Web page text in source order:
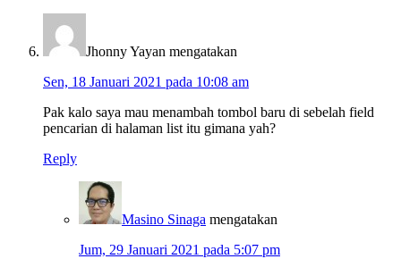
Jhonny Yayan mengatakan
Sen, 18 Januari 2021 pada 10:08 am
Pak kalo saya mau menambah tombol baru di sebelah field
pencarian di halaman list itu gimana yah?
Reply
Masino Sinaga mengatakan
Jum, 29 Januari 2021 pada 5:07 pm